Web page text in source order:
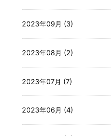
2023年09月 (3)
2023年08月 (2)
2023年07月 (7)
2023年06月 (4)